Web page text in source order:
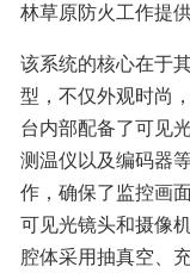
林草原防火工作提
该系统的核心在于
型，不仅外观时尚
台内部配备了可见
测温仪以及编码器
作，确保了监控画
可见光镜头和摄像
腔体采用抽真空、